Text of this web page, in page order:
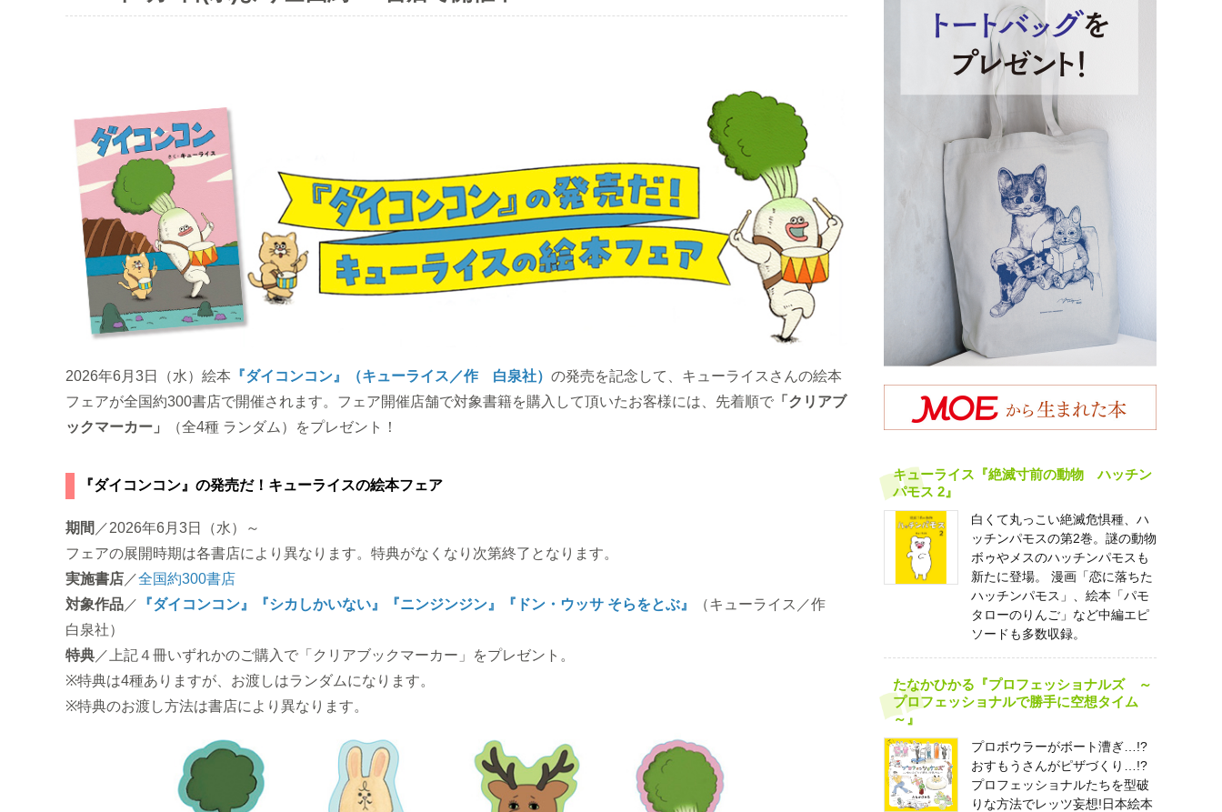
2026年6月3日（水）絵本 『ダイコンコン』（キューライス／作 白泉社） の発売を記念して、キューライスさんの絵本
フェアが全国約300書店で開催されます。フェア開催店舗で対象書籍を購入して頂いたお客様には、先着順で 「クリアブ
ックマーカー」
（全4種 ランダム）をプレゼント！
『ダイコンコン』の発売だ！キューライスの絵本フェア
期間 ／2026年6月3日（水）～
フェアの展開時期は各書店により異なります。特典がなくなり次第終了となります。
実施書店 ／全国約300書店
対象作品 ／ 『ダイコンコン』 『シカしかいない』 『ニンジンジン』 『ドン・ウッサ そらをとぶ』
（キューライス／作
白泉社）
特典 ／上記４冊いずれかのご購入で「クリアブックマーカー」をプレゼント。
※特典は4種ありますが、お渡しはランダムになります。
※特典のお渡し方法は書店により異なります。
キューライス『絶滅寸前の動物 ハッチン
パモス 2』
白くて丸っこい絶滅危惧種、ハ
ッチンパモスの第2巻。謎の動物
ボゥやメスのハッチンパモスも
新たに登場。 漫画「恋に落ちた
ハッチンパモス」、絵本「パモ
タローのりんご」など中編エピ
ソードも多数収録。
たなかひかる『プロフェッショナルズ ～
プロフェッショナルで勝手に空想タイム
～』
プロボウラーがボート漕ぎ…!?
おすもうさんがピザづくり…!?
プロフェッショナルたちを型破
りな方法でレッツ妄想!日本絵本